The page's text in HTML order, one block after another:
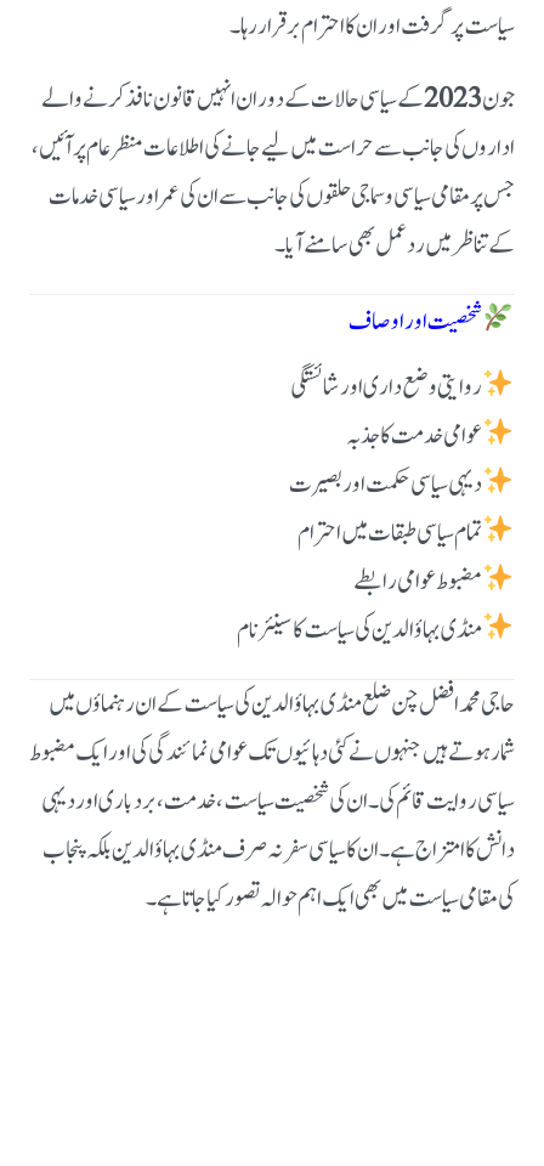
سیاست پر گرفت اور ان کا احترام برقرار رہا۔
جون2023کے سیاسی حالات کے دوران انہیں قانون نافذ کرنے والے
اداروں کی جانب سے حراست میں لیے جانے کی اطلاعات منظر عام پر آئیں،
جس پر مقامی سیاسی و سماجی حلقوں کی جانب سے ان کی عمر اور سیاسی خدمات
کے تناظر میں ردعمل بھی سامنے آیا۔
شخصیت اور اوصاف
روایتی وضع داری اور شائستگی
عوامی خدمت کا جذبہ
دیہی سیاسی حکمت اور بصیرت
تمام سیاسی طبقات میں احترام
مضبوط عوامی رابطے
منڈی بہاؤالدین کی سیاست کا سینئر نام
حاجی محمد افضل چن ضلع منڈی بہاؤالدین کی سیاست کے ان رہنماؤں میں
شمار ہوتے ہیں جنہوں نے کئی دہائیوں تک عوامی نمائندگی کی اور ایک مضبوط
سیاسی روایت قائم کی۔ان کی شخصیت سیاست، خدمت، بردباری اور دیہی
دانش کا امتزاج ہے۔ ان کا سیاسی سفر نہ صرف منڈی بہاؤالدین بلکہ پنجاب
کی مقامی سیاست میں بھی ایک اہم حوالہ تصور کیا جاتا ہے۔